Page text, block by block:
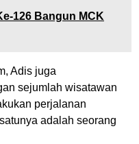
126 Bangun MCK
Adis juga
sejumlah wisatawan
perjalanan
adalah seorang